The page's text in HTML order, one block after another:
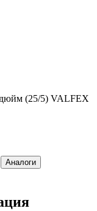
(25/5) VALFEX
Аналоги